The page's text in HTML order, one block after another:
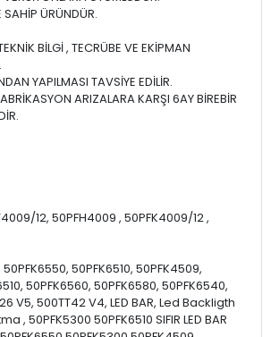
ÜRÜNDÜR.
BİLGİ , TECRÜBE VE EKİPMAN
YAPILMASI TAVSİYE EDİLİR.
ARIZALARA KARŞI 6AY BİREBİR
12, 50PFH4009 , 50PFK4009/12 ,
50PFK6550, 50PFK6510, 50PFK4509,
50PFK6560, 50PFK6580, 50PFK6540,
V5, 500TT42 V4, LED BAR, Led Backligth
, 50PFK5300 50PFK6510 SIFIR LED BAR